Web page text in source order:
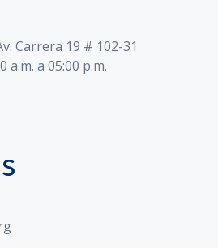
Carrera 19 # 102-31
a.m. a 05:00 p.m.